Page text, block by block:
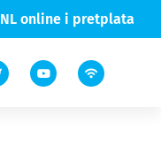
NL online i pretplata